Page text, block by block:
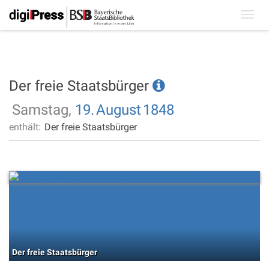
Der freie Staatsbürger
Samstag, 19.August 1848
enthält: Der freie Staatsbürger
Der freie Staatsbürger